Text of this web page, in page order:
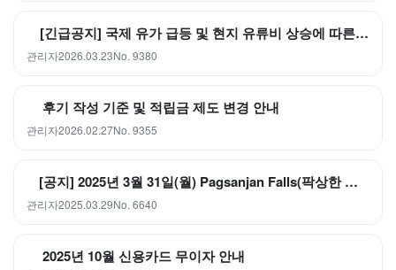
[긴급공지] 국제 유가 급등 및 현지 유류비 상승에 따른 가격 인상 안내
관리자2026.03.23No. 9380
후기 작성 기준 및 적립금 제도 변경 안내
관리자2026.02.27No. 9355
[공지] 2025년 3월 31일(월) Pagsanjan Falls(팍상한 폭포) 임시 폐쇄 안내
관리자2025.03.29No. 6640
2025년 10월 신용카드 무이자 안내